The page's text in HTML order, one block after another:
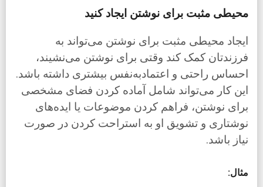
محیطی مثبت برای نوشتن ایجاد کنید
ایجاد محیطی مثبت برای نوشتن می‌تواند به
فرزندتان کمک کند وقتی برای نوشتن می‌نشیند،
احساس راحتی و اعتمادبه‌نفس بیشتری داشته باشد.
این کار می‌تواند شامل آماده کردن فضای مشخصی
برای نوشتن، فراهم کردن موضوعات یا ایده‌های
نوشتاری و تشویق او به استراحت کردن در صورت
نیاز باشد.
مثال: